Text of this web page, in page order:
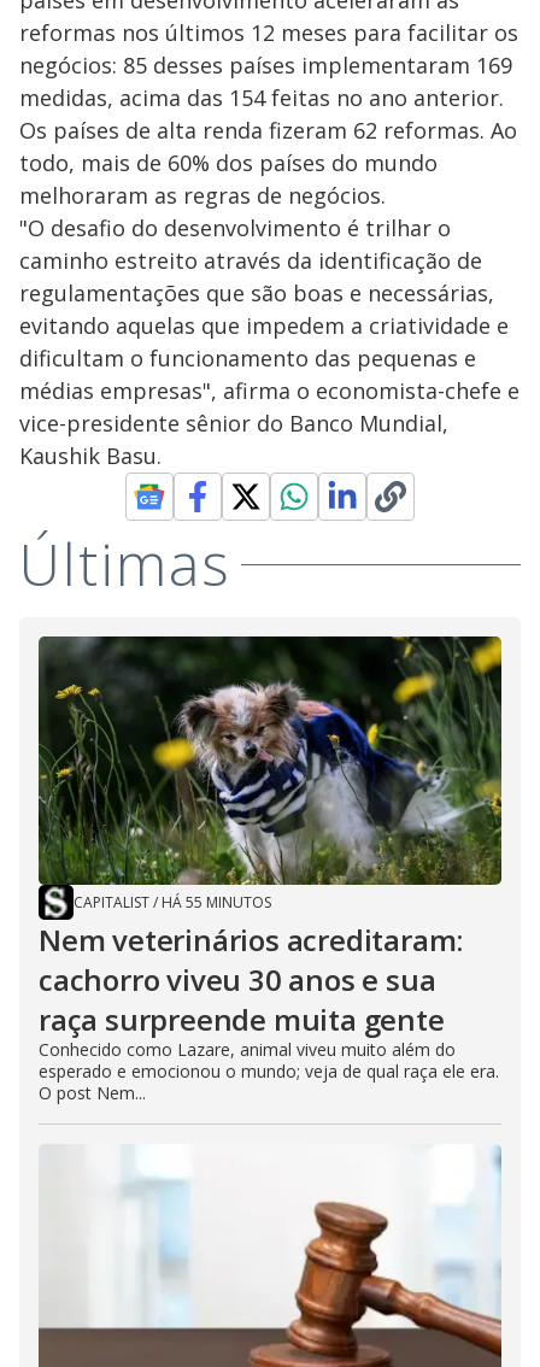
reformas nos últimos 12 meses para facilitar os
negócios: 85 desses países implementaram 169
medidas, acima das 154 feitas no ano anterior.
Os países de alta renda fizeram 62 reformas. Ao
todo, mais de 60% dos países do mundo
melhoraram as regras de negócios.
"O desafio do desenvolvimento é trilhar o
caminho estreito através da identificação de
regulamentações que são boas e necessárias,
evitando aquelas que impedem a criatividade e
dificultam o funcionamento das pequenas e
médias empresas", afirma o economista-chefe e
vice-presidente sênior do Banco Mundial,
Kaushik Basu.
Últimas
CAPITALIST/ HÁ 55 MINUTOS
Nem veterinários acreditaram:
cachorro viveu 30 anos e sua
raça surpreende muita gente
Conhecido como Lazare, animal viveu muito além do
esperado e emocionou o mundo; veja de qual raça ele era.
O post Nem...